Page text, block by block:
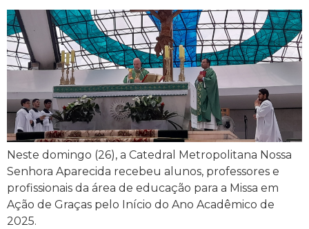
Neste domingo (26), a Catedral Metropolitana Nossa
Senhora Aparecida recebeu alunos, professores e
profissionais da área de educação para a Missa em
Ação de Graças pelo Início do Ano Acadêmico de
2025.